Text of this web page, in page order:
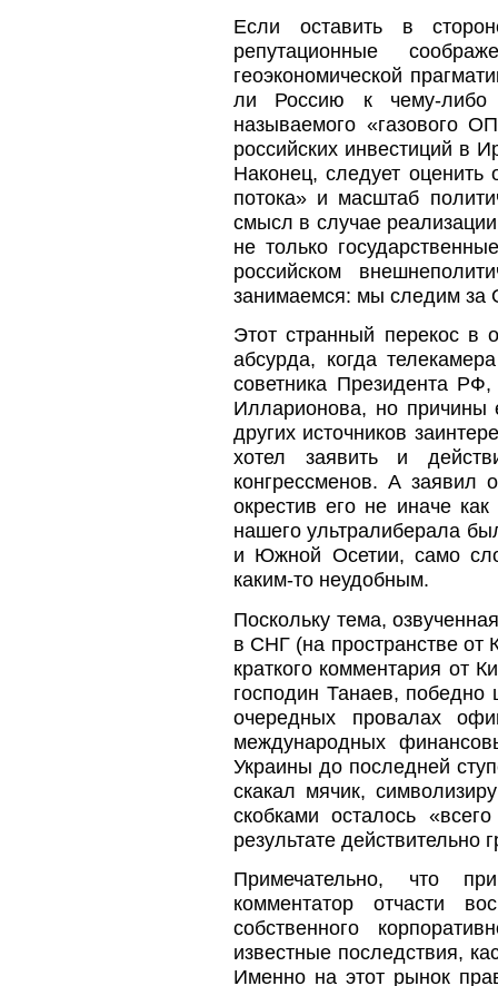
Если оставить в
репутационные
геоэкономической
ли Россию к чему-либо
называемого «газового
российских инвестиций в
Наконец, следует
потока» и масштаб
смысл в случае
не только
российском
занимаемся: мы следим за
Этот странный перекос в
абсурда, когда
советника Президента
Илларионова, но причины
других источников
хотел заявить и
конгрессменов. А заявил
окрестив его не иначе
нашего ультралиберала
и Южной Осетии, само
каким-то неудобным.
Поскольку тема,
в СНГ (на пространстве от
краткого комментария от
господин Танаев,
очередных провалах
международных
Украины до последней
скакал мячик,
скобками осталось
результате действительно
Примечательно, что
комментатор отчасти
собственного
известные последствия,
Именно на этот рынок